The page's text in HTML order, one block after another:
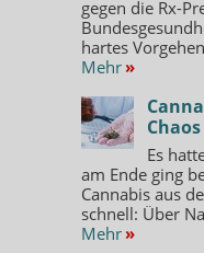
gegen die Rx-
hartes
Mehr »
Chaos
Es
am Ende ging
Cannabis aus
schnell: Über
Mehr »